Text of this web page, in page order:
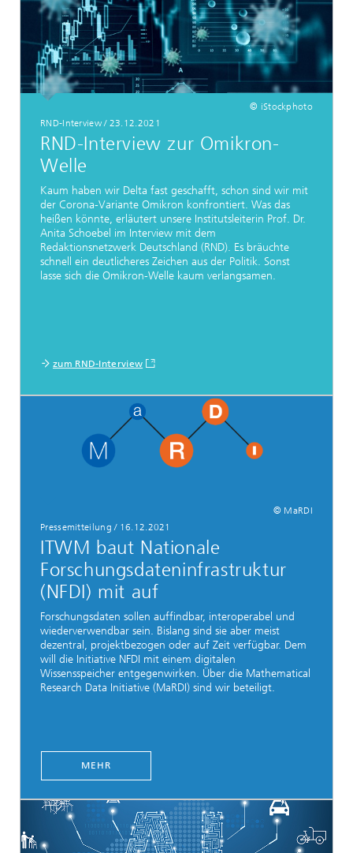
© iStockphoto
RND-Interview/ 23.12.2021
RND-Interview zur Omikron-
Welle
Kaum haben wir Delta fast geschafft, schon sind wir mit
der Corona-Variante Omikron konfrontiert. Was das
heißen könnte, erläutert unsere Institutsleiterin Prof. Dr.
Anita Schoebel im Interview mit dem
Redaktionsnetzwerk Deutschland (RND). Es bräuchte
schnell ein deutlicheres Zeichen aus der Politik. Sonst
lasse sich die Omikron-Welle kaum verlangsamen.
zum RND-Interview
© MaRDI
Pressemitteilung / 16.12.2021
ITWM baut Nationale
Forschungsdateninfrastruktur
(NFDI) mit auf
Forschungsdaten sollen auffindbar, interoperabel und
wiederverwendbar sein. Bislang sind sie aber meist
dezentral, projektbezogen oder auf Zeit verfügbar. Dem
will die Initiative NFDI mit einem digitalen
Wissensspeicher entgegenwirken. Über die Mathematical
Research Data Initiative (MaRDI) sind wir beteiligt.
MEHR